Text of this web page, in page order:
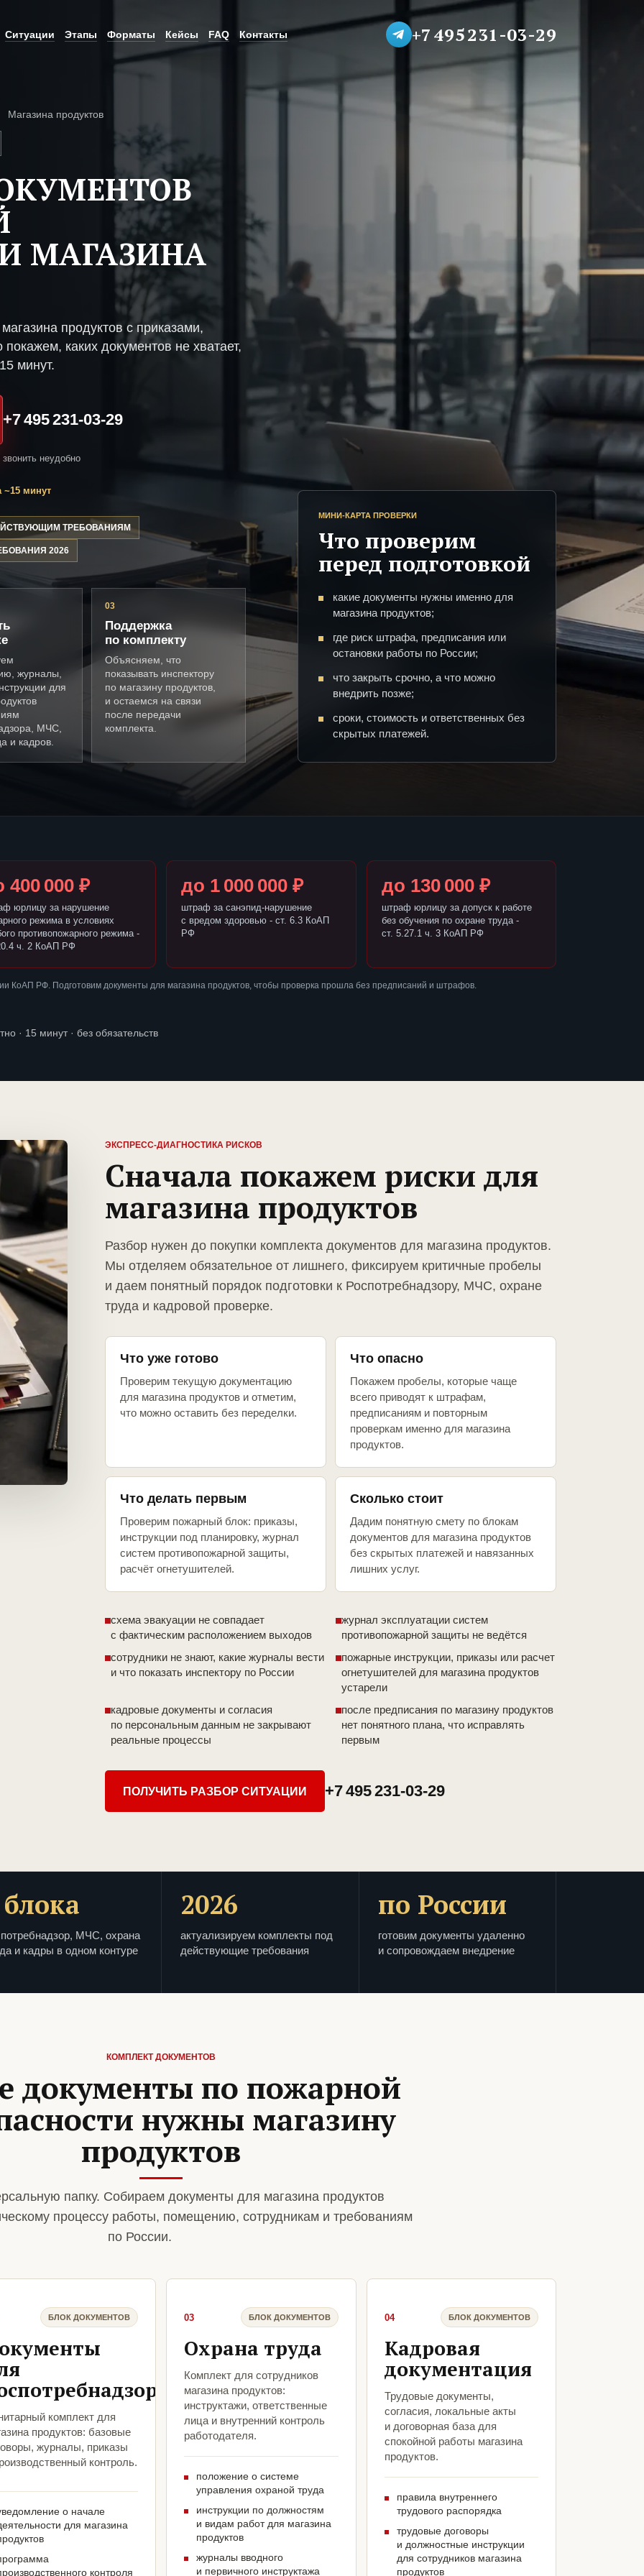
Ситуации Этапы Форматы Кейсы FAQ Контакты +7 495 231-03-29
Магазина продуктов
МАГАЗИНА
продуктов с приказами,
каких документов не хватает,
минут.
+7 495 231-03-29
неудобно
~15 минут
ТРЕБОВАНИЯМ
2026
журналы,
для
МЧС,
и кадров.
03
Поддержка
по комплекту
Объясняем, что
показывать инспектору
по магазину продуктов,
и остаемся на связи
после передачи
комплекта.
МИНИ-КАРТА ПРОВЕРКИ
Что проверим
перед подготовкой
какие документы нужны именно для
магазина продуктов;
где риск штрафа, предписания или
остановки работы по России;
что закрыть срочно, а что можно
внедрить позже;
сроки, стоимость и ответственных без
скрытых платежей.
400 000 ₽
юрлицу за нарушение
режима в условиях
противопожарного режима -
ч. 2 КоАП РФ
до 1 000 000 ₽
штраф за санэпид-нарушение
с вредом здоровью - ст. 6.3 КоАП
РФ
до 130 000 ₽
штраф юрлицу за допуск к работе
без обучения по охране труда -
ст. 5.27.1 ч. 3 КоАП РФ
КоАП РФ. Подготовим документы для магазина продуктов, чтобы проверка прошла без предписаний и штрафов.
· 15 минут · без обязательств
ЭКСПРЕСС-ДИАГНОСТИКА РИСКОВ
Сначала покажем риски для
магазина продуктов
Разбор нужен до покупки комплекта документов для магазина продуктов.
Мы отделяем обязательное от лишнего, фиксируем критичные пробелы
и даем понятный порядок подготовки к Роспотребнадзору, МЧС, охране
труда и кадровой проверке.
Что уже готово
Проверим текущую документацию
для магазина продуктов и отметим,
что можно оставить без переделки.
Что опасно
Покажем пробелы, которые чаще
всего приводят к штрафам,
предписаниям и повторным
проверкам именно для магазина
продуктов.
Что делать первым
Проверим пожарный блок: приказы,
инструкции под планировку, журнал
систем противопожарной защиты,
расчёт огнетушителей.
Сколько стоит
Дадим понятную смету по блокам
документов для магазина продуктов
без скрытых платежей и навязанных
лишних услуг.
схема эвакуации не совпадает
с фактическим расположением выходов
журнал эксплуатации систем
противопожарной защиты не ведётся
сотрудники не знают, какие журналы вести
и что показать инспектору по России
пожарные инструкции, приказы или расчет
огнетушителей для магазина продуктов
устарели
кадровые документы и согласия
по персональным данным не закрывают
реальные процессы
после предписания по магазину продуктов
нет понятного плана, что исправлять
первым
ПОЛУЧИТЬ РАЗБОР СИТУАЦИИ +7 495 231-03-29
МЧС, охрана
и кадры в одном контуре
2026
актуализируем комплекты под
действующие требования
по России
готовим документы удаленно
и сопровождаем внедрение
КОМПЛЕКТ ДОКУМЕНТОВ
документы по пожарной
нужны магазину
продуктов
папку. Собираем документы для магазина продуктов
процессу работы, помещению, сотрудникам и требованиям
по России.
БЛОК ДОКУМЕНТОВ
комплект для
продуктов: базовые
журналы, приказы
контроль.
о начале
для магазина
контроля
03 БЛОК ДОКУМЕНТОВ
Охрана труда
Комплект для сотрудников
магазина продуктов:
инструктажи, ответственные
лица и внутренний контроль
работодателя.
положение о системе
управления охраной труда
инструкции по должностям
и видам работ для магазина
продуктов
журналы вводного
и первичного инструктажа
04 БЛОК ДОКУМЕНТОВ
Кадровая
документация
Трудовые документы,
согласия, локальные акты
и договорная база для
спокойной работы магазина
продуктов.
правила внутреннего
трудового распорядка
трудовые договоры
и должностные инструкции
для сотрудников магазина
продуктов